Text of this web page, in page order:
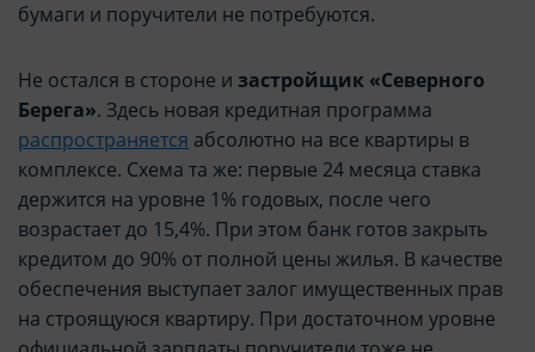
бумаги и поручители не потребуются.
Не остался в стороне и застройщик «Северного
Берега». Здесь новая кредитная программа
распространяется абсолютно на все квартиры в
комплексе. Схема та же: первые 24 месяца ставка
держится на уровне 1% годовых, после чего
возрастает до 15,4%. При этом банк готов закрыть
кредитом до 90% от полной цены жилья. В качестве
обеспечения выступает залог имущественных прав
на строящуюся квартиру. При достаточном уровне